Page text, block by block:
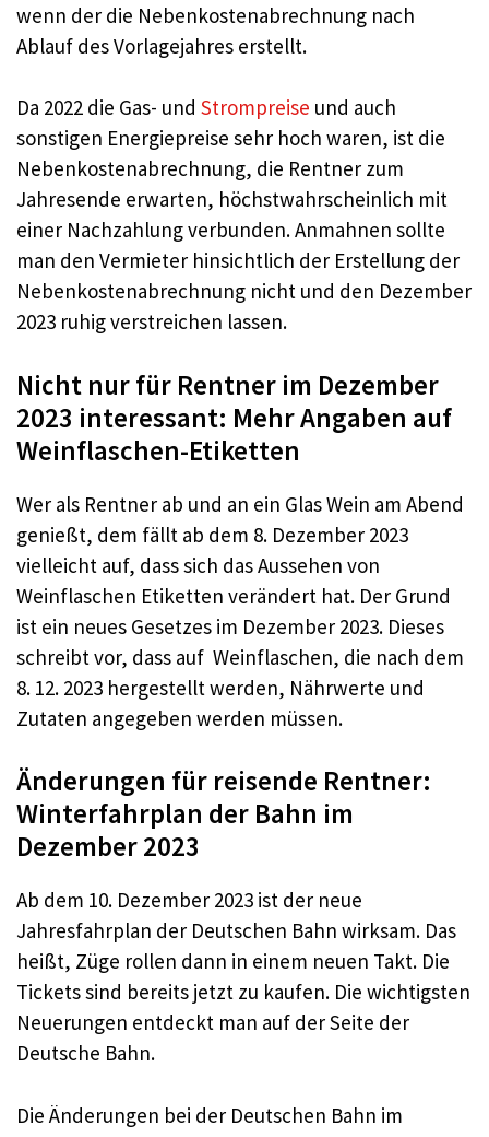
wenn der die Nebenkostenabrechnung nach
Ablauf des Vorlagejahres erstellt.
Da 2022 die Gas- und Strompreise und auch
sonstigen Energiepreise sehr hoch waren, ist die
Nebenkostenabrechnung, die Rentner zum
Jahresende erwarten, höchstwahrscheinlich mit
einer Nachzahlung verbunden. Anmahnen sollte
man den Vermieter hinsichtlich der Erstellung der
Nebenkostenabrechnung nicht und den Dezember
2023 ruhig verstreichen lassen.
Nicht nur für Rentner im Dezember
2023 interessant: Mehr Angaben auf
Weinflaschen-Etiketten
Wer als Rentner ab und an ein Glas Wein am Abend
genießt, dem fällt ab dem 8. Dezember 2023
vielleicht auf, dass sich das Aussehen von
Weinflaschen Etiketten verändert hat. Der Grund
ist ein neues Gesetzes im Dezember 2023. Dieses
schreibt vor, dass auf Weinflaschen, die nach dem
8. 12. 2023 hergestellt werden, Nährwerte und
Zutaten angegeben werden müssen.
Änderungen für reisende Rentner:
Winterfahrplan der Bahn im
Dezember 2023
Ab dem 10. Dezember 2023 ist der neue
Jahresfahrplan der Deutschen Bahn wirksam. Das
heißt, Züge rollen dann in einem neuen Takt. Die
Tickets sind bereits jetzt zu kaufen. Die wichtigsten
Neuerungen entdeckt man auf der Seite der
Deutsche Bahn.
Die Änderungen bei der Deutschen Bahn im